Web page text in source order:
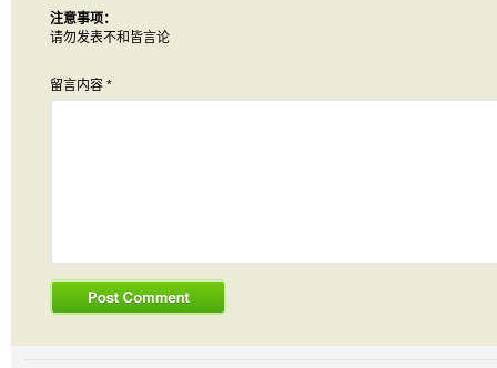
注意事项：
请勿发表不和皆言论
留言内容 *